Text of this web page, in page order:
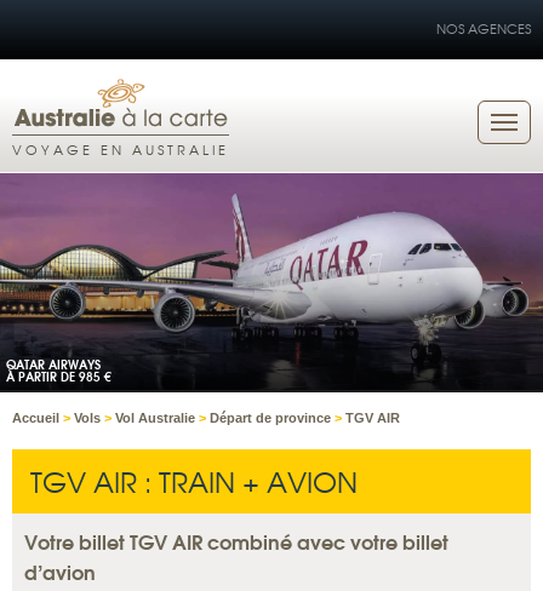
NOS AGENCES
VOYAGE EN AUSTRALIE
QATAR AIRWAYS
À PARTIR DE 985 €
Accueil > Vols > Vol Australie > Départ de province > TGV AIR
TGV AIR : TRAIN + AVION
Votre billet TGV AIR combiné avec votre billet
d’avion